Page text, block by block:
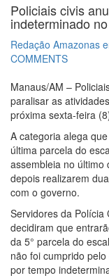
Policiais civis
indeterminado
Redação Amazonas
COMMENTS
Manaus/AM –
paralisar as
próxima sexta-feira
A categoria alega
última parcela do
assembleia no último
depois realizarem
com o governo.
Servidores da Polícia
decidiram que
da 5° parcela do
não foi cumprido
por tempo